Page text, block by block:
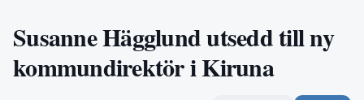
Susanne Hägglund utsedd till ny
kommundirektör i Kiruna